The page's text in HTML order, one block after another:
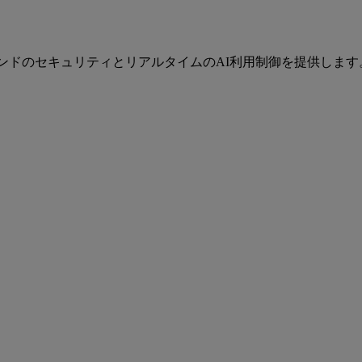
のセキュリティとリアルタイムのAI利用制御を提供します